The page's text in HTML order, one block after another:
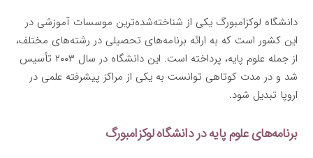
دانشگاه لوکزامبورگ یکی از شناخته‌شده‌ترین موسسات آموزشی در
این کشور است که به ارائه برنامه‌های تحصیلی در رشته‌های مختلف،
از جمله علوم پایه، پرداخته است. این دانشگاه در سال ۲۰۰۳ تأسیس
شد و در مدت کوتاهی توانست به یکی از مراکز پیشرفته علمی در
اروپا تبدیل شود.
برنامه‌های علوم پایه در دانشگاه لوکزامبورگ